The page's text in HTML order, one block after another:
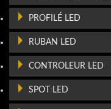
PROFILÉ LED
RUBAN LED
CONTROLEUR LED
SPOT LED